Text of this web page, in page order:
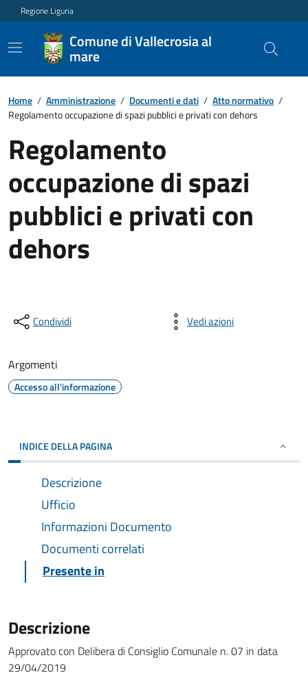
Regione Liguria
Comune di Vallecrosia al
mare
Home / Amministrazione / Documenti e dati / Atto normativo /
Regolamento occupazione di spazi pubblici e privati con dehors
Regolamento
occupazione di spazi
pubblici e privati con
dehors
Condividi Vedi azioni
Argomenti
Accesso all'informazione
INDICE DELLA PAGINA
Descrizione
Ufficio
Informazioni Documento
Documenti correlati
Presente in
Descrizione
Approvato con Delibera di Consiglio Comunale n. 07 in data
29/04/2019